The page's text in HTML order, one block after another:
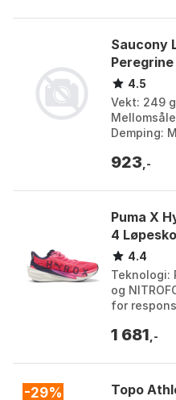
Saucony
Peregrine
4.5
Vekt: 249
Demping:
Peel /
923 ,-
Puma X
4
4.4
Teknologi:
og
for
1 681 ,-
-29%
Topo